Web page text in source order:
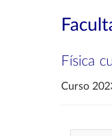
Física
Curso